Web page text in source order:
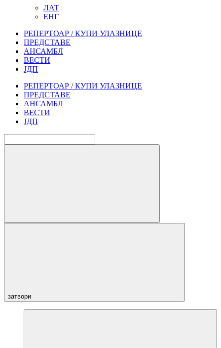
ЛАТ
ЕНГ
РЕПЕРТОАР / КУПИ УЛАЗНИЦЕ
ПРЕДСТАВЕ
АНСАМБЛ
ВЕСТИ
ЈДП
РЕПЕРТОАР / КУПИ УЛАЗНИЦЕ
ПРЕДСТАВЕ
АНСАМБЛ
ВЕСТИ
ЈДП
затвори